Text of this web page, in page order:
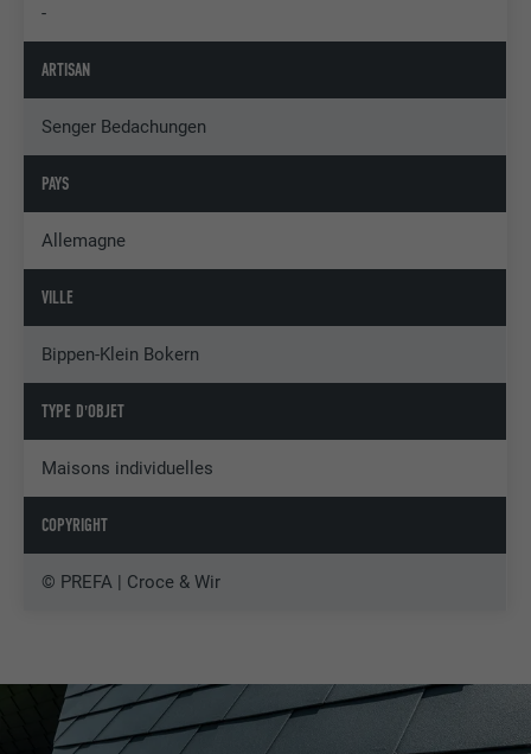
-
ARTISAN
Senger Bedachungen
PAYS
Allemagne
VILLE
Bippen-Klein Bokern
TYPE D'OBJET
Maisons individuelles
COPYRIGHT
© PREFA | Croce & Wir